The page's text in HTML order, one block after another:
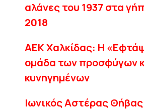
αλάνες του 1937 στα
2018
ΑΕΚ Χαλκίδας: Η
ομάδα των προσφύγων
κυνηγημένων
Ιωνικός Αστέρας